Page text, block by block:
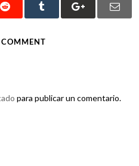
COMMENT
para publicar un comentario.